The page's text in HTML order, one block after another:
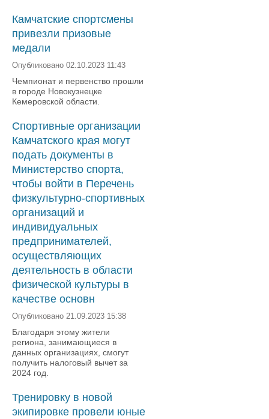
Камчатские спортсмены
привезли призовые
медали
Опубликовано 02.10.2023 11:43
Чемпионат и первенство прошли
в городе Новокузнецке
Кемеровской области.
Спортивные организации
Камчатского края могут
подать документы в
Министерство спорта,
чтобы войти в Перечень
физкультурно-спортивных
организаций и
индивидуальных
предпринимателей,
осуществляющих
деятельность в области
физической культуры в
качестве основн
Опубликовано 21.09.2023 15:38
Благодаря этому жители
региона, занимающиеся в
данных организациях, смогут
получить налоговый вычет за
2024 год.
Тренировку в новой
экипировке провели юные